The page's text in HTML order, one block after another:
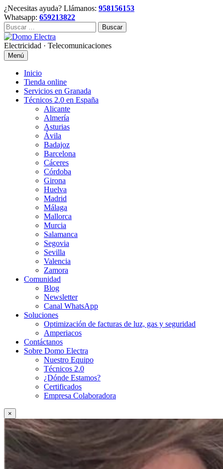
Skip
to
content
¿Necesitas ayuda? Llámanos: 958156153
Whatsapp: 659213822
Buscar:
Electricidad · Telecomunicaciones
Menú
Inicio
Tienda online
Servicios en Granada
Técnicos 2.0 en España
Alicante
Almería
Asturias
Ávila
Badajoz
Barcelona
Cáceres
Córdoba
Girona
Huelva
Madrid
Málaga
Mallorca
Murcia
Salamanca
Segovia
Sevilla
Valencia
Zamora
Comunidad
Blog
Newsletter
Canal WhatsApp
Soluciones
Optimización de facturas de luz, gas y seguridad
Amperiacos
Contáctanos
Sobre Domo Electra
Nuestro Equipo
Técnicos 2.0
¿Dónde Estamos?
Certificados
Empresa Colaboradora
×